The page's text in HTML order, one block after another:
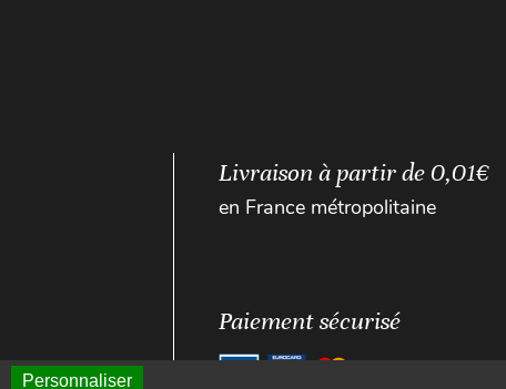
Livraison à partir de 0,01€
en France métropolitaine
Paiement sécurisé
Personnaliser